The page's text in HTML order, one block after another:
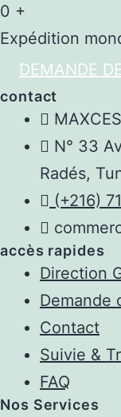
0 +
Expédition
DEMANDE
contact
N° 33
Radés,
(+216)
accès rapides
Direction
Demande
Contact
Suivie &
FAQ
Nos Services